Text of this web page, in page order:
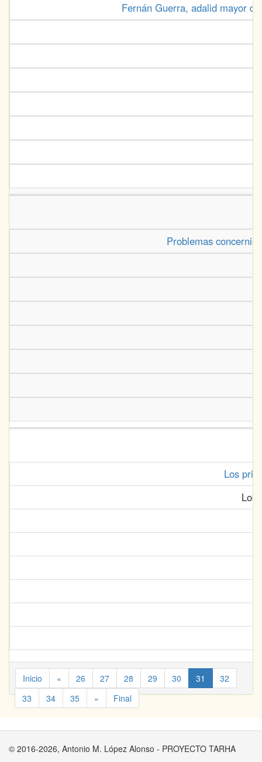
Fernán Guerra, adalid mayor
Problemas
Los
Inicio « 26 27 28 29 30 31
32
33
34 35 » Final
© 2016-2026, Antonio M. López Alonso - PROYECTO TARHA